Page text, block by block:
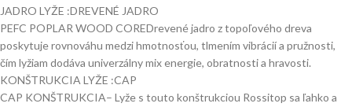
JADRO LYŽE :DREVENÉ JADRO
PEFC POPLAR WOOD COREDrevené jadro z topoľového dreva
poskytuje rovnováhu medzi hmotnosťou, tlmením vibrácií a pružnosti,
čím lyžiam dodáva univerzálny mix energie, obratnosti a hravosti.
KONŠTRUKCIA LYŽE :CAP
CAP KONŠTRUKCIA– Lyže s touto konštrukciou Rossitop sa ľahko a